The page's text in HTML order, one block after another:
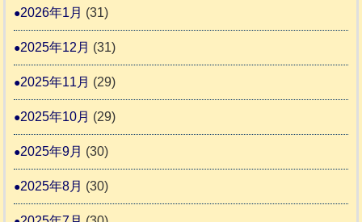
2026年1月 (31)
2025年12月 (31)
2025年11月 (29)
2025年10月 (29)
2025年9月 (30)
2025年8月 (30)